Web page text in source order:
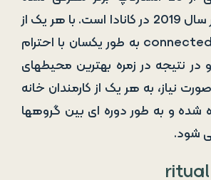
توسط لینکدین در سال 2019 در کانادا است. با هر یک از
کارمندان شرکت connected به طور یکسان با احترام
نتیجه در زمره بهترین محیطهای
صورت نیاز، به هر یک از کارمندان خانه
و به طور دوره ای بین گروهها
شود.